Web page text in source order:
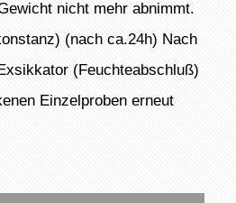
nicht mehr abnimmt.
(nach ca.24h) Nach
(Feuchteabschluß)
Einzelproben erneut